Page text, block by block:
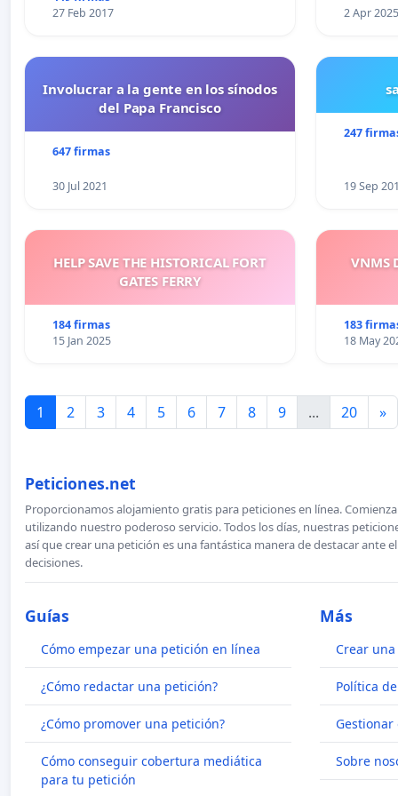
27 Feb 2017
2 Apr 2025
Involucrar a la gente en los sínodos
del Papa Francisco
647 firmas
30 Jul 2021
247
19 Sep
HELP SAVE THE HISTORICAL FORT
GATES FERRY
184 firmas
15 Jan 2025
VNMS
183
18 May
1 2 3 4 5 6 7 8 9 ... 20 »
Peticiones.net
Proporcionamos alojamiento gratis para peticiones en línea.
utilizando nuestro poderoso servicio. Todos los días, nuestras
así que crear una petición es una fantástica manera de destacar ante
decisiones.
Guías
Cómo empezar una petición en línea
¿Cómo redactar una petición?
¿Cómo promover una petición?
Cómo conseguir cobertura mediática
para tu petición
Más
Crear
Política
Gestionar
Sobre